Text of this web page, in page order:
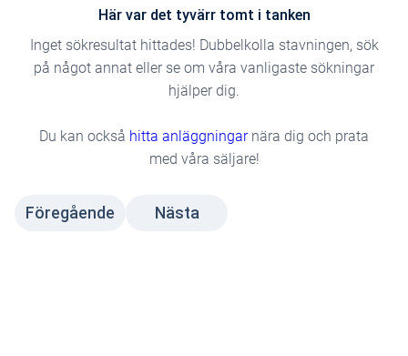
Här var det tyvärr tomt i tanken
Inget sökresultat hittades! Dubbelkolla stavningen, sök
på något annat eller se om våra vanligaste sökningar
hjälper dig.
Du kan också hitta anläggningarnära dig och prata
med våra säljare!
Föregående Nästa